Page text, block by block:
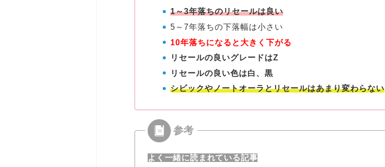
1～3年落ちのリセールは良い
5～7年落ちの下落幅は小さい
10年落ちになると大きく下がる
リセールの良いグレードはZ
リセールの良い色は白、黒
シビックやノートオーラとリセールはあまり変わらない
よく一緒に読まれている記事